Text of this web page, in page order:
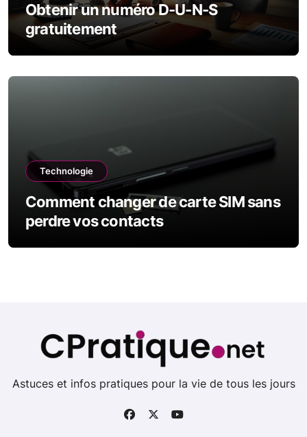
Obtenir un numéro D-U-N-S
gratuitement
Technologie
Comment changer de carte SIM sans
perdre vos contacts
Astuces et infos pratiques pour la vie de tous les jours